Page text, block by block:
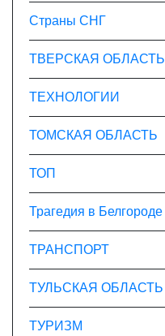
Страны СНГ
ТВЕРСКАЯ ОБЛАСТЬ
ТЕХНОЛОГИИ
ТОМСКАЯ ОБЛАСТЬ
ТОП
Трагедия в Белгороде
ТРАНСПОРТ
ТУЛЬСКАЯ ОБЛАСТЬ
ТУРИЗМ